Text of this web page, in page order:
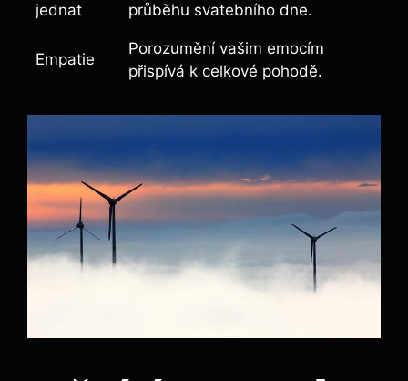
jednat
průběhu svatebního dne.
Empatie
Porozumění vašim emocím
přispívá k celkové pohodě.